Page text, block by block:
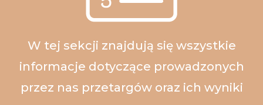
W tej sekcji znajdują się wszystkie
informacje dotyczące prowadzonych
przez nas przetargów oraz ich wyniki